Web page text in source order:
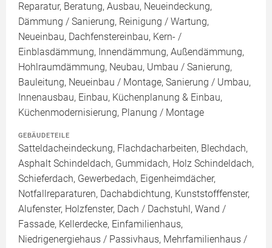
Reparatur, Beratung, Ausbau, Neueindeckung,
Dämmung / Sanierung, Reinigung / Wartung,
Neueinbau, Dachfenstereinbau, Kern- /
Einblasdämmung, Innendämmung, Außendämmung,
Hohlraumdämmung, Neubau, Umbau / Sanierung,
Bauleitung, Neueinbau / Montage, Sanierung / Umbau,
Innenausbau, Einbau, Küchenplanung & Einbau,
Küchenmodernisierung, Planung / Montage
GEBÄUDETEILE
Satteldacheindeckung, Flachdacharbeiten, Blechdach,
Asphalt Schindeldach, Gummidach, Holz Schindeldach,
Schieferdach, Gewerbedach, Eigenheimdächer,
Notfallreparaturen, Dachabdichtung, Kunststofffenster,
Alufenster, Holzfenster, Dach / Dachstuhl, Wand /
Fassade, Kellerdecke, Einfamilienhaus,
Niedrigenergiehaus / Passivhaus, Mehrfamilienhaus /